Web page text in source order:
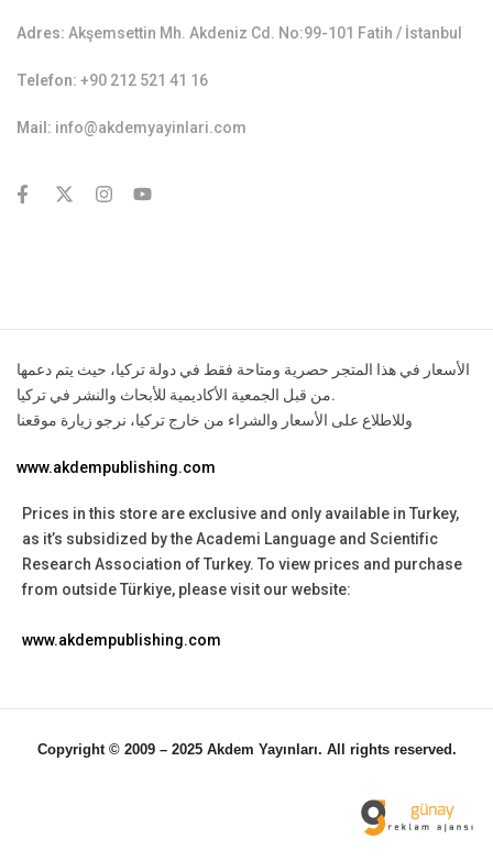
Adres: Akşemsettin Mh. Akdeniz Cd. No:99-101 Fatih / İstanbul
Telefon: +90 212 521 41 16
Mail: info@akdemyayinlari.com
الأسعار في هذا المتجر حصرية ومتاحة فقط في دولة تركيا، حيث يتم دعمها
من قبل الجمعية الأكاديمية للأبحاث والنشر في تركيا.
وللاطلاع على الأسعار والشراء من خارج تركيا، نرجو زيارة موقعنا
www.akdempublishing.com
Prices in this store are exclusive and only available in Turkey,
as it’s subsidized by the Academi Language and Scientific
Research Association of Turkey. To view prices and purchase
from outside Türkiye, please visit our website:
www.akdempublishing.com
Copyright © 2009 – 2025 Akdem Yayınları. All rights reserved.